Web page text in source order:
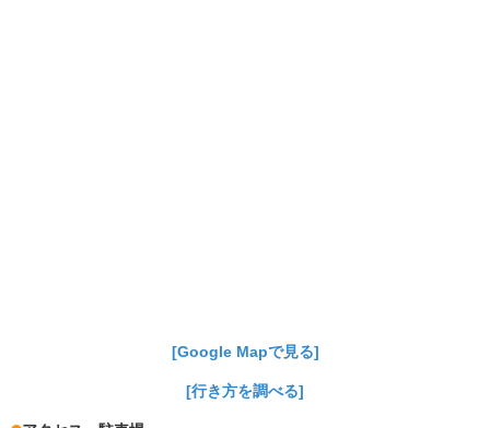
[Google Mapで見る]
[行き方を調べる]